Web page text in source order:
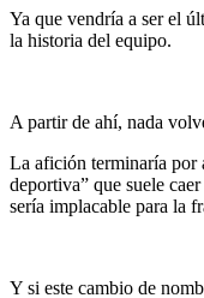
Ya que vendría a ser el
la historia del equipo.
A partir de ahí, nada
La afición terminaría por
deportiva” que suele
sería implacable para la
Y si este cambio de